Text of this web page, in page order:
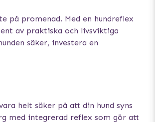
promenad. Med en hundreflex
av praktiska och livsviktiga
säker, investera en
helt säker på att din hund syns
med integrerad reflex som gör att